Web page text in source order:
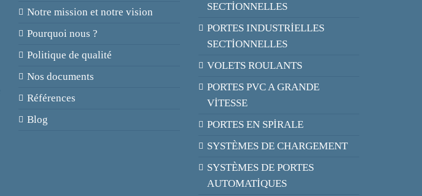
Notre mission et notre vision
Pourquoi nous ?
Politique de qualité
Nos documents
Références
Blog
SECTİONNELLES
PORTES INDUSTRİELLES
SECTİONNELLES
VOLETS ROULANTS
PORTES PVC A GRANDE
VİTESSE
PORTES EN SPİRALE
SYSTÈMES DE CHARGEMENT
SYSTÈMES DE PORTES
AUTOMATİQUES